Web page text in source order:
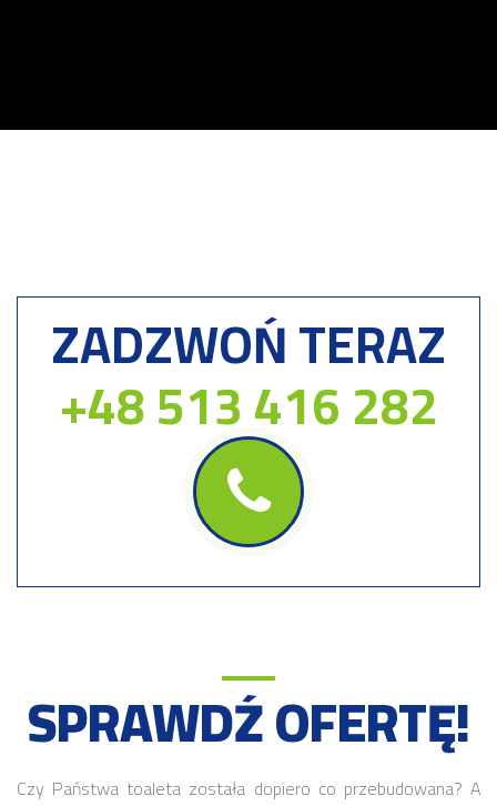
ZADZWOŃ TERAZ
+48 513 416 282
SPRAWDŹ OFERTĘ!
Czy Państwa toaleta została dopiero co przebudowana? A